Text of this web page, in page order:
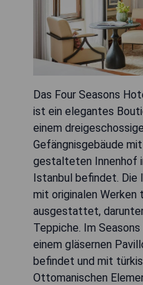
Das Four Seasons
ist ein elegantes
einem
Gefängnisgebäude
gestalteten Innenhof
Istanbul befindet. Die
mit originalen Werken
ausgestattet,
Teppiche. Im
einem gläsernen
befindet und mit
Ottomanischen